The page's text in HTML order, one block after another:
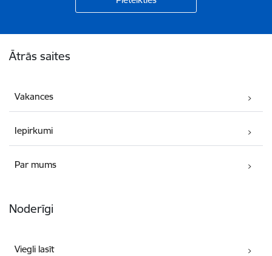
Ātrās saites
Vakances
Iepirkumi
Par mums
Noderīgi
Viegli lasīt